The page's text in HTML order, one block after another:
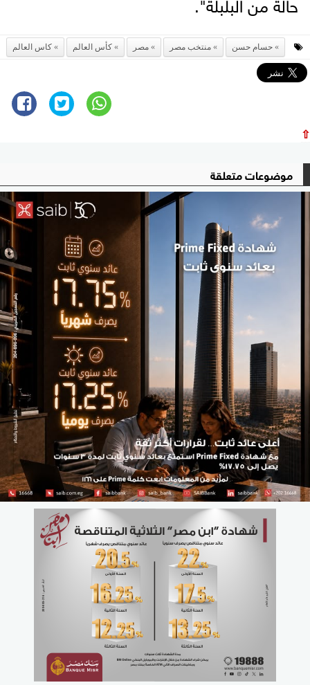
حسام حسن منتخب مصر مصر كأس العالم كاس العالم
⇧
موضوعات متعلقة